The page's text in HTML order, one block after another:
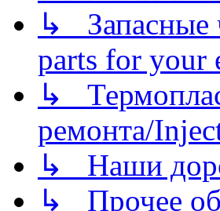
↳ Запасные
parts for your
↳
ремонта/
↳ Наши
↳ Прочее